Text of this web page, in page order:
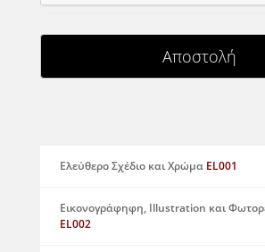
Αποστολή
Ελεύθερο Σχέδιο και Χρώμα EL001
Εικονογράφηφη, Illustration και
EL002